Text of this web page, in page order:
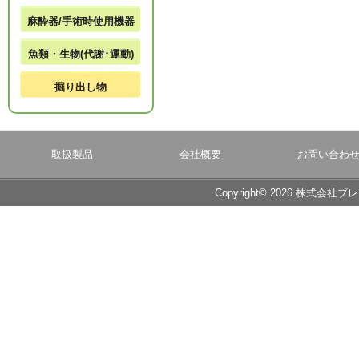
麻酔器/手術時使用機器
魚類・生物(代謝･運動)
掘り出し物
取扱製品 会社概要 お問い合わせ
Copyright© 2026 株式会社ブ